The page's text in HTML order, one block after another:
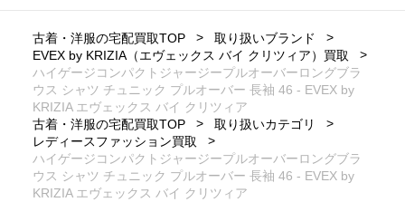
古着・洋服の宅配買取TOP
取り扱いブランド
EVEX by KRIZIA（エヴェックス バイ クリツィア）買取
ハイゲージコンパクトジャージープルオーバーロングブラ
ウス シャツ チュニック プルオーバー 長袖 46 - EVEX by
KRIZIA エヴェックス バイ クリツィア
古着・洋服の宅配買取TOP
取り扱いカテゴリ
レディースファッション買取
ハイゲージコンパクトジャージープルオーバーロングブラ
ウス シャツ チュニック プルオーバー 長袖 46 - EVEX by
KRIZIA エヴェックス バイ クリツィア